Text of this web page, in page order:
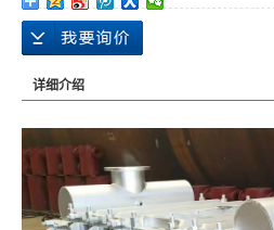
详细介绍